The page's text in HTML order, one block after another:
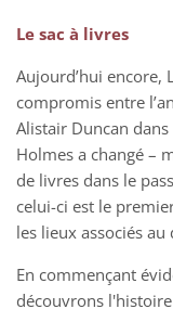
Le sac à livres
Aujourd’hui encore,
compromis entre
Alistair Duncan
Holmes a changé –
de livres dans le
celui-ci est le
les lieux associés
En commençant
découvrons